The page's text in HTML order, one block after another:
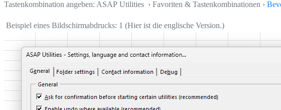
Tastenkombination angeben: ASAP Utilities › Favoriten & Tastenkombinationen ›
Beispiel eines Bildschirmabdrucks: 1 (Hier ist die englische Version.)